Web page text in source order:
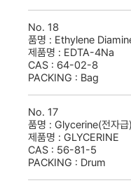
No. 18
품명 : Ethylene
제품명 : EDTA-4Na
CAS : 64-02-8
PACKING : Bag
No. 17
품명 : Glycerine(전자급)
제품명 : GLYCERINE
CAS : 56-81-5
PACKING : Drum